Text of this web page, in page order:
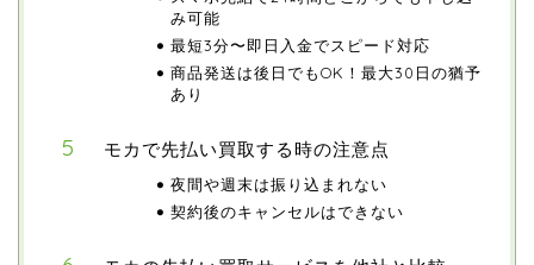
み可能
最短3分〜即日入金でスピード対応
商品発送は後日でもOK！最大30日の猶予
あり
モカで先払い買取する時の注意点
夜間や週末は振り込まれない
契約後のキャンセルはできない